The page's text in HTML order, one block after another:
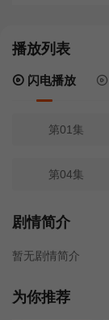
播放列表
闪电播放
第01集
第04集
第07集
第11集
第14集
剧情简介
暂无剧情简介
为你推荐